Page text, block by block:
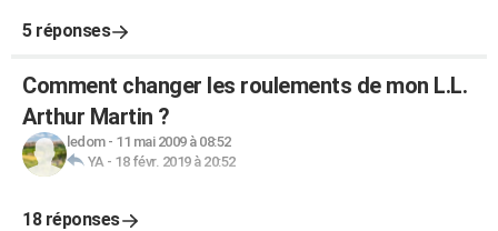
5 réponses
Comment changer les roulements de mon L.L.
Arthur Martin ?
ledom- 11 mai 2009 à 08:52
YA- 18 févr. 2019 à 20:52
18 réponses